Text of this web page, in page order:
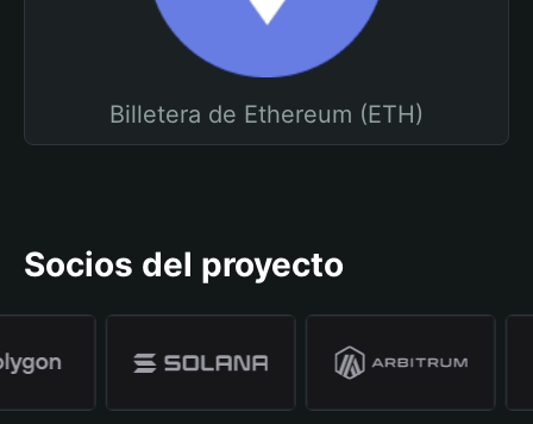
Billetera de Ethereum (ETH)
Socios del proyecto